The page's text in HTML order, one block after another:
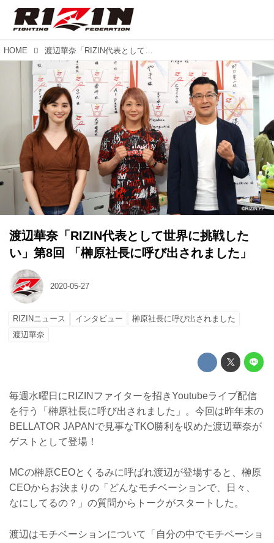
HOME 渡辺華奈「RIZIN代表として世界に挑戦したい」第8回 「榊原社長に呼び出されました」
渡辺華奈「RIZIN代表として世界に挑戦した
い」第8回 「榊原社長に呼び出されました」
2020-05-27
RIZINニュース インタビュー
榊原社長に呼び出されました
渡辺華奈
毎週水曜日にRIZINファイターを招きYoutubeライブ配信
を行う「榊原社長に呼び出されました」。今回は昨年末の
BELLATOR JAPANで見事なTKO勝利を収めた渡辺華奈が
ゲストとして登場！
MCの榊原CEOとくるみに呼ばれ渡辺が登場すると、榊原
CEOからお決まりの「どんなモチベーションで、日々、
なにしてるの？」の質問からトークがスタートした。
渡辺はモチベーションについて「自分の中でモチベーショ